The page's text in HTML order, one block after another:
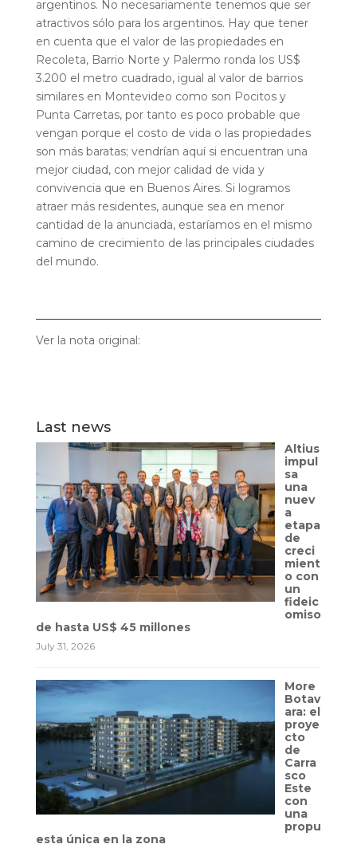
argentinos. No necesariamente tenemos que ser
atractivos sólo para los argentinos. Hay que tener
en cuenta que el valor de las propiedades en
Recoleta, Barrio Norte y Palermo ronda los US$
3.200 el metro cuadrado, igual al valor de barrios
similares en Montevideo como son Pocitos y
Punta Carretas, por tanto es poco probable que
vengan porque el costo de vida o las propiedades
son más baratas; vendrían aquí si encuentran una
mejor ciudad, con mejor calidad de vida y
convivencia que en Buenos Aires. Si logramos
atraer más residentes, aunque sea en menor
cantidad de la anunciada, estaríamos en el mismo
camino de crecimiento de las principales ciudades
del mundo.
Ver la nota original:
Last news
Altius
impul
sa
una
nuev
a
etapa
de
creci
mient
o con
un
fideic
omiso
de hasta US$ 45 millones
July 31, 2026
More
Botav
ara: el
proye
cto
de
Carra
sco
Este
con
una
propu
esta única en la zona